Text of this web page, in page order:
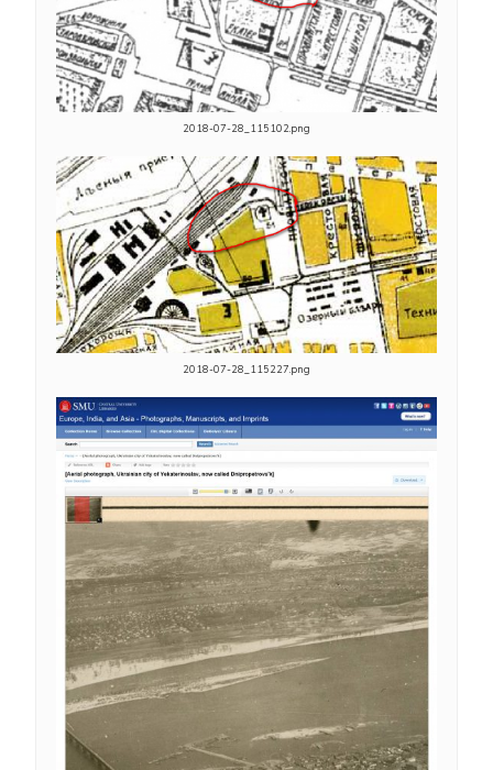
2018-07-28_115102.png
2018-07-28_115227.png